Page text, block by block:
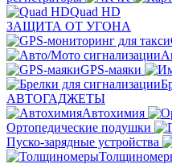
Quad HD
ЗАЩИТА ОТ УГОНА
GPS-маяки
АВТОГАДЖЕТЫ
Автохимия
Ортопедические подушки
Пуско-зарядные устройства